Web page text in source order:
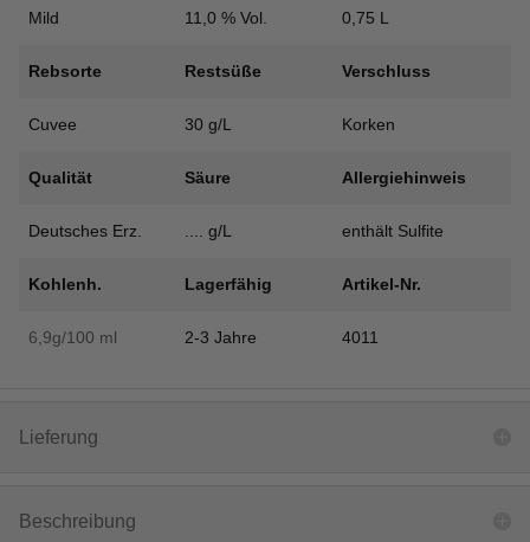
Mild 11,0 % Vol. 0,75 L
Rebsorte Restsüße Verschluss
Cuvee 30 g/L Korken
Qualität Säure Allergiehinweis
Deutsches Erz. .... g/L enthält Sulfite
Kohlenh. Lagerfähig Artikel-Nr.
6,9g/100 ml 2-3 Jahre 4011
Lieferung
Beschreibung